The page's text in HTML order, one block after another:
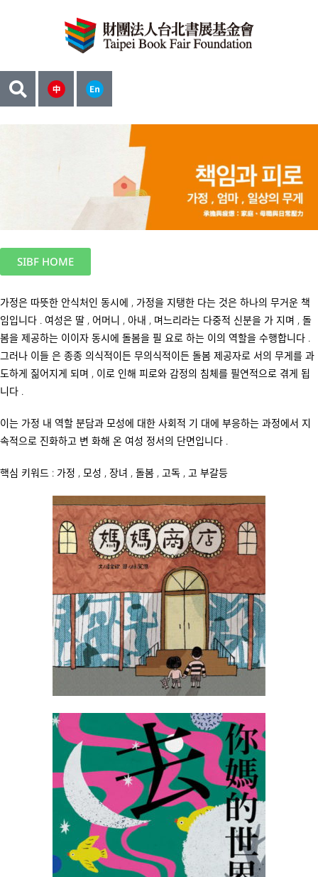
SIBF HOME
가정은 따뜻한 안식처인 동시에 , 가정을 지탱한 다는 것은 하나의 무거운 책
임입니다 . 여성은 딸 , 어머니 , 아내 , 며느리라는 다중적 신분을 가 지며 , 돌
봄을 제공하는 이이자 동시에 돌봄을 필 요로 하는 이의 역할을 수행합니다 .
그러나 이들 은 종종 의식적이든 무의식적이든 돌봄 제공자로 서의 무게를 과
도하게 짊어지게 되며 , 이로 인해 피로와 감정의 침체를 필연적으로 겪게 됩
니다 .
이는 가정 내 역할 분담과 모성에 대한 사회적 기 대에 부응하는 과정에서 지
속적으로 진화하고 변 화해 온 여성 정서의 단면입니다 .
핵심 키워드 : 가정 , 모성 , 장녀 , 돌봄 , 고독 , 고 부갈등